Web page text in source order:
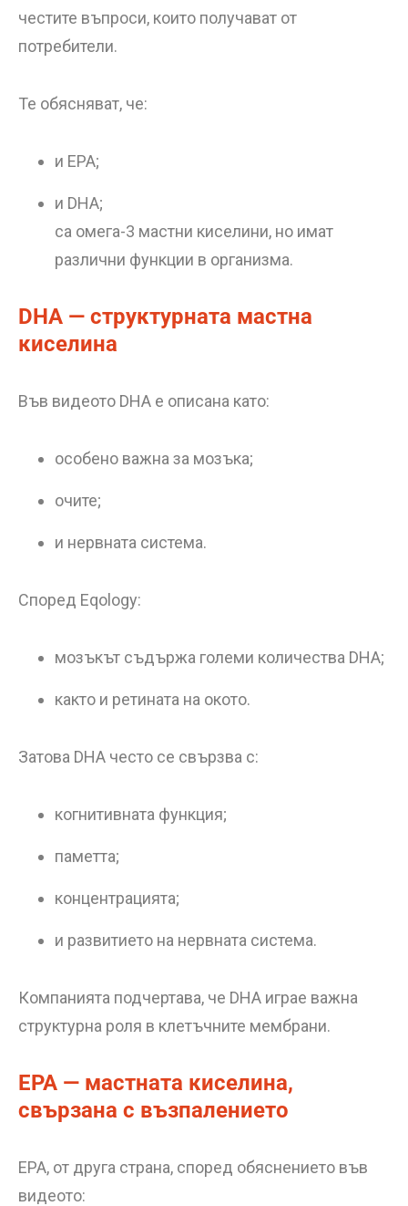
честите въпроси, които получават от
потребители.
Те обясняват, че:
и EPA;
и DHA;
са омега-3 мастни киселини, но имат
различни функции в организма.
DHA — структурната мастна
киселина
Във видеото DHA е описана като:
особено важна за мозъка;
очите;
и нервната система.
Според Eqology:
мозъкът съдържа големи количества DHA;
както и ретината на окото.
Затова DHA често се свързва с:
когнитивната функция;
паметта;
концентрацията;
и развитието на нервната система.
Компанията подчертава, че DHA играе важна
структурна роля в клетъчните мембрани.
EPA — мастната киселина,
свързана с възпалението
EPA, от друга страна, според обяснението във
видеото: